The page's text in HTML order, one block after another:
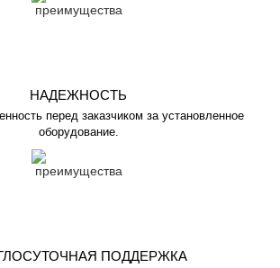
НАДЕЖНОСТЬ
перед заказчиком за установленное
оборудование.
ПОДДЕРЖКА